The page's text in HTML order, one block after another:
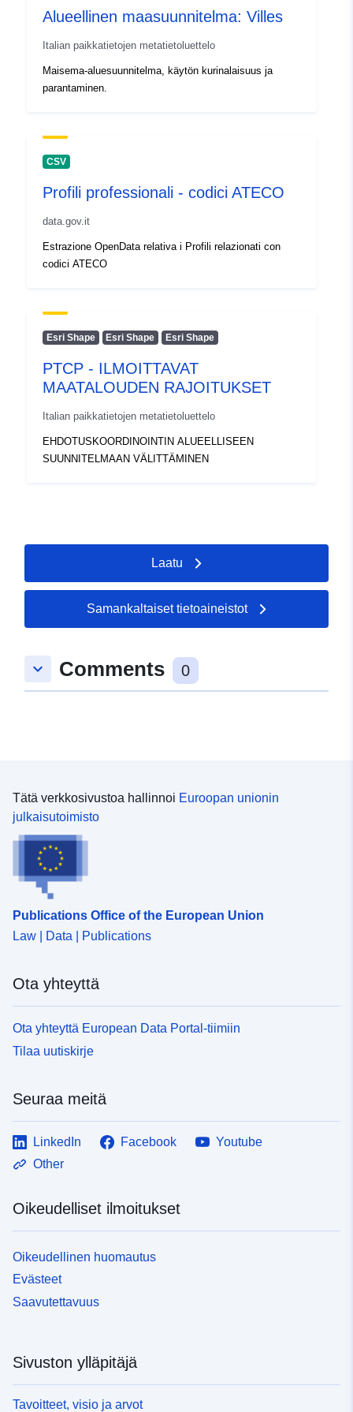
Tyyppi: Polygon
1fc21dd1d136
Alueellinen maasuunnitelma: Villes
Italian paikkatietojen metatietoluettelo
Maisema-aluesuunnitelma, käytön kurinalaisuus ja
parantaminen.
CSV
Profili professionali - codici ATECO
data.gov.it
Estrazione OpenData relativa i Profili relazionati con
codici ATECO
Esri Shape Esri Shape Esri Shape
PTCP - ILMOITTAVAT
MAATALOUDEN RAJOITUKSET
Italian paikkatietojen metatietoluettelo
EHDOTUSKOORDINOINTIN ALUEELLISEEN
SUUNNITELMAAN VÄLITTÄMINEN
Laatu
Samankaltaiset tietoaineistot
keyboard_arrow_down Comments 0
Tätä verkkosivustoa hallinnoi Euroopan unionin
julkaisutoimisto
Publications Office of the European Union
Law | Data | Publications
Ota yhteyttä
Ota yhteyttä European Data Portal-tiimiin
Tilaa uutiskirje
Seuraa meitä
LinkedIn Facebook
Youtube
Other
Oikeudelliset ilmoitukset
Oikeudellinen huomautus
Evästeet
Saavutettavuus
Sivuston ylläpitäjä
Tavoitteet, visio ja arvot